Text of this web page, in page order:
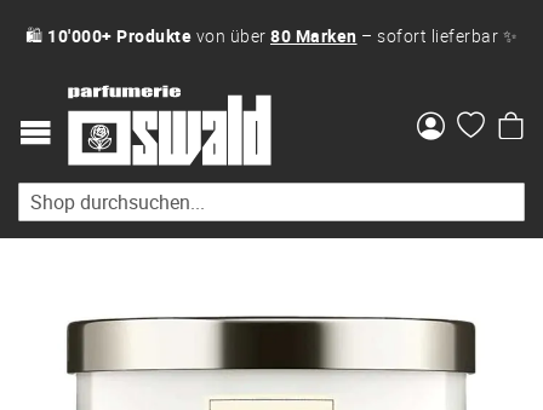
🛍 10'000+ Produkte von über 80 Marken – sofort lieferbar ✨
springen